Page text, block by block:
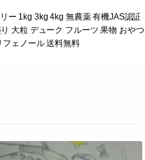
ー 1kg 3kg 4kg 無農薬 有機JAS認証
大粒 デューク フルーツ 果物 おやつ
フェノール 送料無料